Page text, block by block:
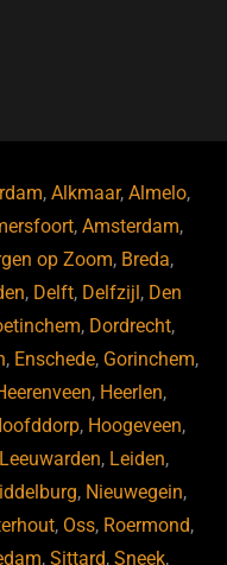
,Alkmaar,Almelo,
,Amsterdam,
op Zoom, Breda,
, Delft, Delfzijl , Den
, Dordrecht,
, Enschede, Gorinchem,
, Heerlen,
, Hoogeveen,
Leeuwarden, Leiden,
, Nieuwegein,
, Oss, Roermond,
, Sittard, Sneek,